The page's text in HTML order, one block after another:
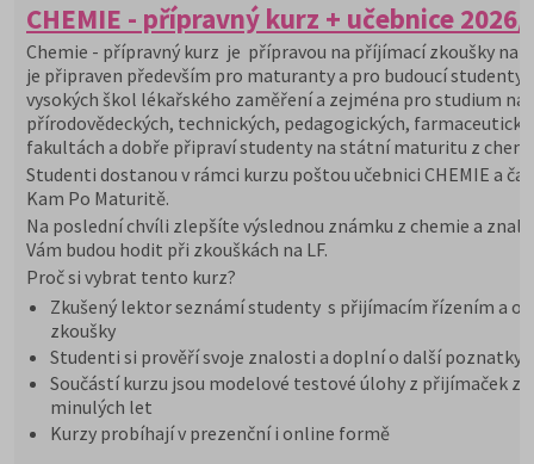
CHEMIE - přípravný kurz + učebnice 2026/
Chemie - přípravný kurz je přípravou na příjímací zkoušky na
je připraven především pro maturanty a pro budoucí studenty
vysokých škol lékařského zaměření a zejména pro studium na
přírodovědeckých, technických, pedagogických,
fakultách a dobře připraví studenty na státní maturitu z
Studenti dostanou v rámci kurzu poštou učebnici CHEMIE a
Kam Po Maturitě.
Na poslední chvíli zlepšíte výslednou známku z chemie a
Vám budou hodit při zkouškách na LF.
Proč si vybrat tento kurz?
Zkušený lektor seznámí studenty s přijímacím řízením a
zkoušky
Studenti si prověří svoje znalosti a doplní o další poznatky
Součástí kurzu jsou modelové testové úlohy z přijímaček z
minulých let
Kurzy probíhají v prezenční i online formě